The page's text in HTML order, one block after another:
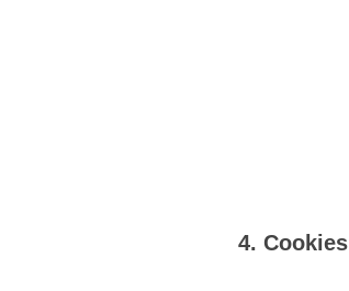
4. Cookies